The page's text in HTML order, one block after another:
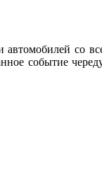
со
событие